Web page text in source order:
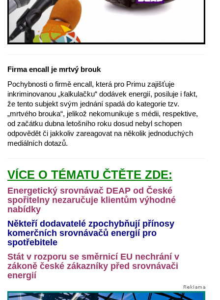
Firma encall je mrtvý brouk
Pochybnosti o firmě encall, která pro Primu zajišťuje
inkriminovanou „kalkulačku“ dodávek energií, posiluje i fakt,
že tento subjekt svým jednání spadá do kategorie tzv.
„mrtvého brouka“, jelikož nekomunikuje s médii, respektive,
od začátku dubna letošního roku dosud nebyl schopen
odpovědět či jakkoliv zareagovat na několik jednoduchých
mediálních dotazů.
VÍCE O TÉMATU ČTĚTE ZDE:
Energetický srovnávač DEAP od České
spořitelny nezaručuje klientům výhodné
nabídky
Někteří dodavatelé zpochybňují přínosy
komerčních srovnávačů energií pro
spotřebitele
Stát v rozporu se směrnicí EU nechrání v
zákoně české zákazníky před srovnávači
energií